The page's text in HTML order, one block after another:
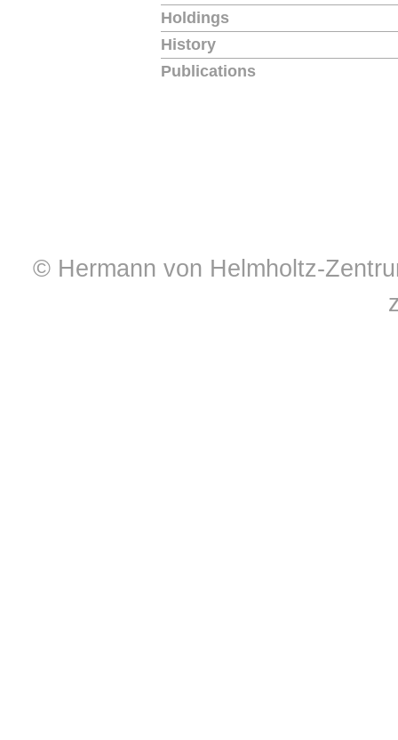
Holdings
History
Publications
© Hermann von Helmholtz-